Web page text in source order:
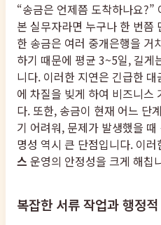
“송금은 언제쯤 도착하나요?”
본 실무자라면 누구나 한 번쯤
한 송금은 여러 중개은행을 거
하기 때문에 평균 3~5일, 길게
니다. 이러한 지연은 긴급한
에 차질을 빚게 하여 비즈니스
다. 또한, 송금이 현재 어느 단
기 어려워, 문제가 발생했을
명성 역시 큰 단점입니다. 이러
스 운영의 안정성을 크게 해칩
복잡한 서류 작업과 행정